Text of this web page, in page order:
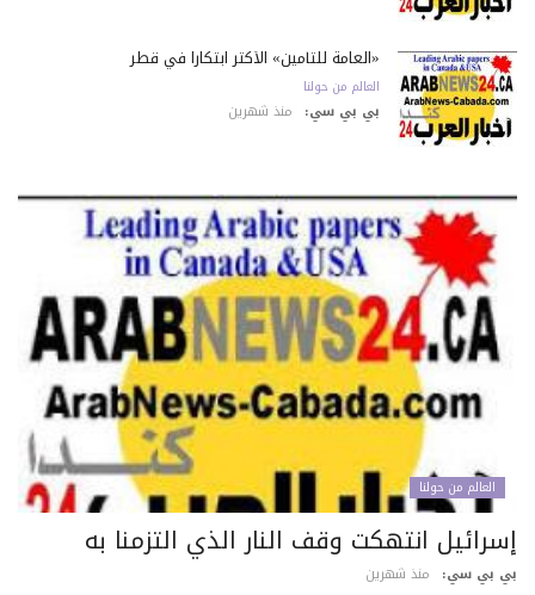
«العامة للتأمين» الأكثر ابتكاراً في قطر
العالم من حولنا
بي بي سي: منذ شهرين
العالم من حولنا
انتهكت وقف النار الذي التزمنا به
بي سي: منذ شهرين